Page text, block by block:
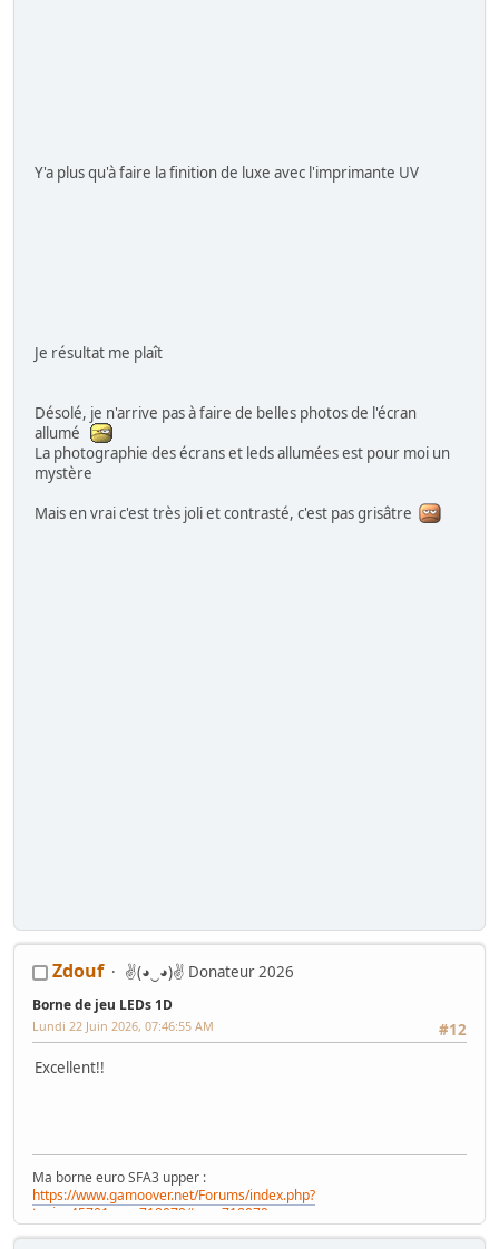
Y'a plus qu'à faire la finition de luxe avec l'imprimante UV
Je résultat me plaît
Désolé, je n'arrive pas à faire de belles photos de l'écran
allumé
La photographie des écrans et leds allumées est pour moi un
mystère
Mais en vrai c'est très joli et contrasté, c'est pas grisâtre
Zdouf ✌(◕‿◕)✌ Donateur 2026
Borne de jeu LEDs 1D
#12
Lundi 22 Juin 2026, 07:46:55 AM
Excellent!!
Ma borne euro SFA3 upper :
https://www.gamoover.net/Forums/index.php?
topic=45701.msg718079#msg718079
Ma borne jap Astro City (WIP) :